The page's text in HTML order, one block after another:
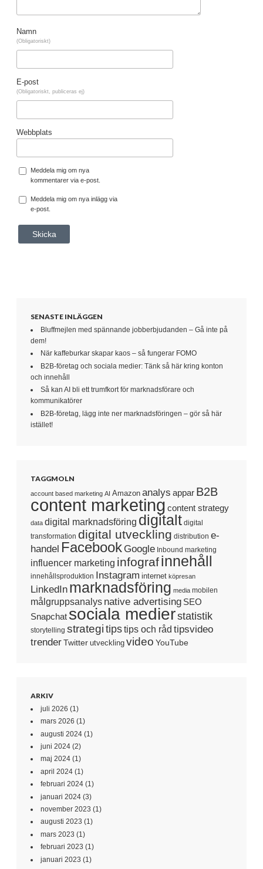
Namn
(Obligatoriskt)
E-post
(Obligatoriskt, publiceras ej)
Webbplats
Meddela mig om nya
kommentarer via e-post.
Meddela mig om nya inlägg via
e-post.
SENASTE INLÄGGEN
Bluffmejlen med spännande jobberbjudanden – Gå inte på
dem!
När kaffeburkar skapar kaos – så fungerar FOMO
B2B-företag och sociala medier: Tänk så här kring konton
och innehåll
Så kan AI bli ett trumfkort för marknadsförare och
kommunikatörer
B2B-företag, lägg inte ner marknadsföringen – gör så här
istället!
TAGGMOLN
account based marketing AI Amazon analys appar B2B
content marketing content strategy
data digital marknadsföring digitalt digital
transformation digital utveckling distribution e-
handel Facebook Google Inbound marketing
influencer marketing infografinnehåll
innehållsproduktion Instagram internet köpresan
LinkedIn marknadsföring media mobilen
målgruppsanalys native advertising SEO
Snapchat sociala medierstatistik
storytelling strategi tipstips och råd tipsvideo
trenderTwitter utveckling video YouTube
ARKIV
juli 2026 (1)
mars 2026 (1)
augusti 2024 (1)
juni 2024 (2)
maj 2024 (1)
april 2024 (1)
februari 2024 (1)
januari 2024 (3)
november 2023 (1)
augusti 2023 (1)
mars 2023 (1)
februari 2023 (1)
januari 2023 (1)